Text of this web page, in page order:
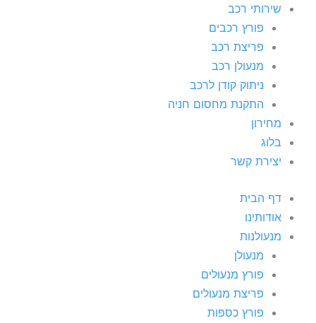
שירותי רכב
פורץ רכבים
פריצת רכב
מנעולן רכב
ניתוק קודן לרכב
התקנת מחסום חניה
מחירון
בלוג
יצירת קשר
דף הבית
אודותינו
מנעולנות
מנעולן
פורץ מנעולים
פריצת מנעולים
פורץ כספות